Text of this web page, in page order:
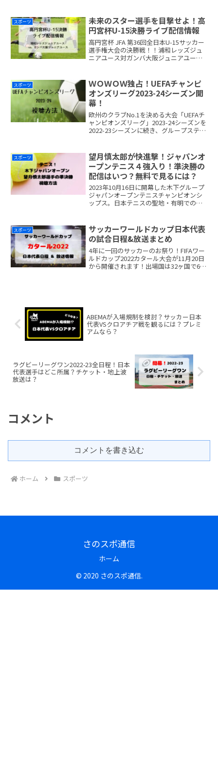
予選はすでに終了していて、日本を含
readmore...
スポーツ
未来のスター選手を目撃せよ！高
円宮杯U-15決勝ライブ配信情報
高円宮杯 JFA 第36回全日本U-15サッカー
選手権大会の決勝戦！！浦和レッズジュ
ニアユース対ガンバ大阪ジュニアユース
た、準決勝を放送していたAmazonも見つ
けるこreadmore...
スポーツ
ＷＯＷＯＷ独占！UEFAチャンピ
オンズリーグ2023-24シーズン開
幕！
欧州のクラブNo.1を決める大会「UEFAチ
ャンピオンズリーグ」2023-24シーズンを
2022-23シーズンに続き、グループステー
20日にグループステージが開幕
readmore...
スポーツ
望月慎太郎が快進撃！ジャパンオ
ープンテニス４強入り！準決勝の
配信はいつ？無料で見るには？
2023年10月16日に開幕した木下グループ
ジャパンオープンテニスチャンピオンシ
ップス。日本テニスの聖地・有明での熱
ンデマンド独占です。こちらは新規加入
で1カ月無readmore...
スポーツ
サッカーワールドカップ日本代表
の試合日程&放送まとめ
4年に一回のサッカーのお祭り！FIFAワー
ルドカップ2022カタール大会が11月20日
から開催されます！出場国は32ヶ国で64
ABEMAが入場規制を検討？サッカー日本
代表VSクロアチア戦を観るには？プレミ
アムなら？
ラグビーリーグワン2022-23全日程！日本
代表選手はどこ所属？チケット・地上波
放送は？
コメント
コメントを書き込む
ホーム スポーツ
さのスポ通信
ホーム
© 2020 さのスポ通信.